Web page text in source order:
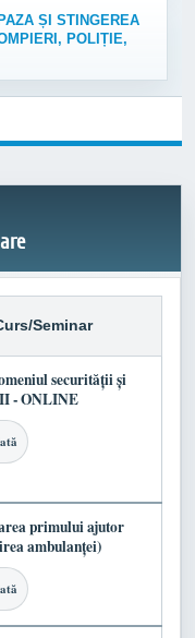
ȘI STINGEREA
POLIȚIE,
Seminar
securității și
- ONLINE
primului ajutor
ambulanței)